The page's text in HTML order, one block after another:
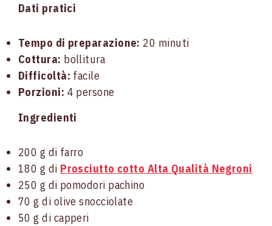
Dati pratici
Tempo di preparazione: 20 minuti
Cottura: bollitura
Difficoltà: facile
Porzioni: 4 persone
Ingredienti
200 g di farro
180 g di Prosciutto cotto Alta Qualità Negroni
250 g di pomodori pachino
70 g di olive snocciolate
50 g di capperi